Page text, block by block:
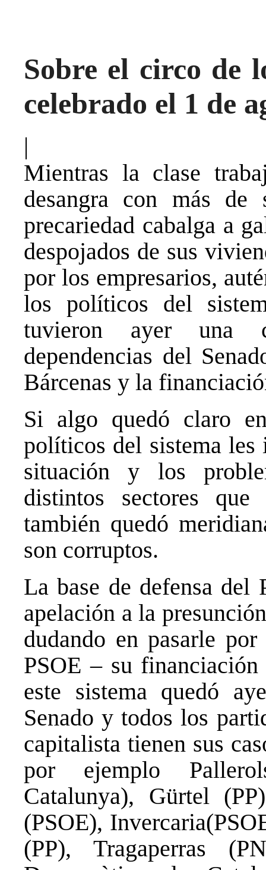
Sobre el circo de
celebrado el 1 de
|
Mientras la clase
desangra con más de
precariedad cabalga a
despojados de sus
por los empresarios,
los políticos del
tuvieron ayer una
dependencias del
Bárcenas y la
Si algo quedó claro
políticos del sistema les
situación y los
distintos sectores
también quedó
son corruptos.
La base de defensa del
apelación a la
dudando en pasarle
PSOE – su
este sistema quedó
Senado y todos los
capitalista tienen sus
por ejemplo
Catalunya), Gürtel
(PSOE),
(PP), Tragaperras